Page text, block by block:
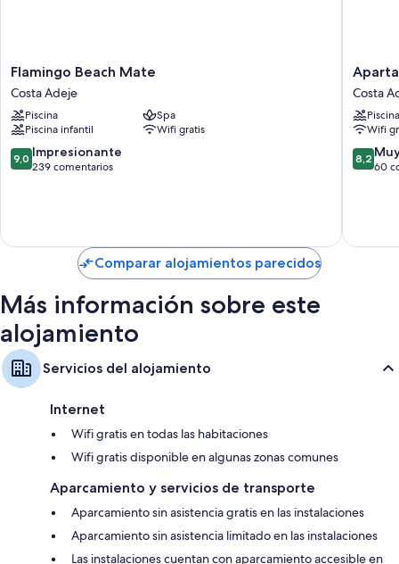
Flamingo
Beach
Mate
Costa
Adeje
Flamingo Beach Mate
Costa Adeje
Piscina
Spa
Piscina infantil
Wifi gratis
9.0
sobre
9,0 Impresionante
239 comentarios
Parque
del
Sol
Costa
Adeje
Costa
Piscina
Wifi
8.2
sobre
8,2
60
Comparar alojamientos parecidos
Más información sobre este
alojamiento
Servicios del alojamiento
Internet
Wifi gratis en todas las habitaciones
Wifi gratis disponible en algunas zonas comunes
Aparcamiento y servicios de transporte
Aparcamiento sin asistencia gratis en las instalaciones
Aparcamiento sin asistencia limitado en las instalaciones
Las instalaciones cuentan con aparcamiento accesible en